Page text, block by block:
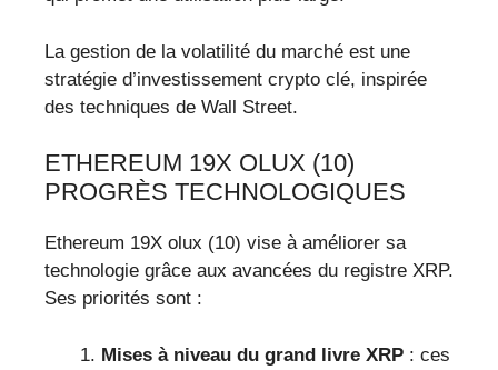
La gestion de la volatilité du marché est une
stratégie d’investissement crypto clé, inspirée
des techniques de Wall Street.
ETHEREUM 19X OLUX (10)
PROGRÈS TECHNOLOGIQUES
Ethereum 19X olux (10) vise à améliorer sa
technologie grâce aux avancées du registre XRP.
Ses priorités sont :
Mises à niveau du grand livre XRP : ces